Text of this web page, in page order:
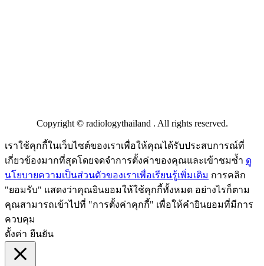
Copyright © radiologythailand . All rights reserved.
เราใช้คุกกี้ในเว็บไซต์ของเราเพื่อให้คุณได้รับประสบการณ์ที่
เกี่ยวข้องมากที่สุดโดยจดจำการตั้งค่าของคุณและเข้าชมซ้ำ ดู
นโยบายความเป็นส่วนตัวของเราเพื่อเรียนรู้เพิ่มเติม การคลิก
"ยอมรับ" แสดงว่าคุณยินยอมให้ใช้คุกกี้ทั้งหมด อย่างไรก็ตาม
คุณสามารถเข้าไปที่ "การตั้งค่าคุกกี้" เพื่อให้คำยินยอมที่มีการ
ควบคุม
ตั้งค่า ยืนยัน